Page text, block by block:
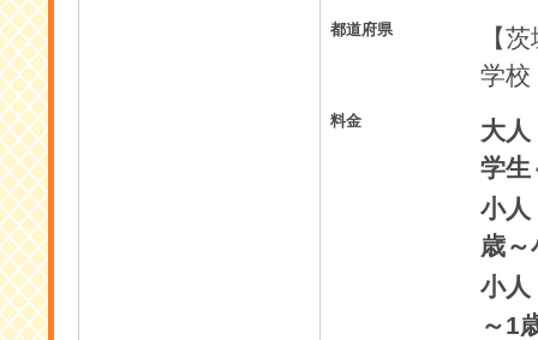
都道府県
【
学校
料金
大人
学生
小人
歳～
小人
～1